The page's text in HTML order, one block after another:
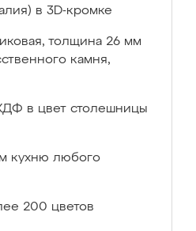
в 3D-кромке
толщина 26 мм
камня,
в цвет столешницы
кухню любого
200 цветов